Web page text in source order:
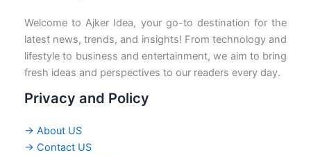
Welcome to Ajker Idea, your go-to destination for the
latest news, trends, and insights! From technology and
lifestyle to business and entertainment, we aim to bring
fresh ideas and perspectives to our readers every day.
Privacy and Policy
→ About US
→ Contact US